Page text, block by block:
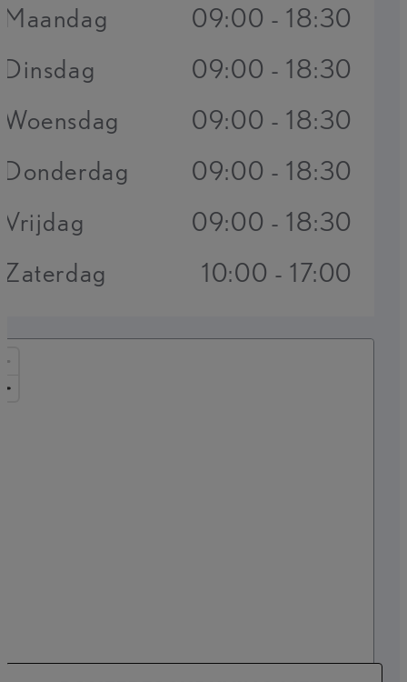
Maandag
09:00 - 18:30
Dinsdag
09:00 - 18:30
Woensdag
09:00 - 18:30
Donderdag
09:00 - 18:30
Vrijdag
09:00 - 18:30
Zaterdag
10:00 - 17:00